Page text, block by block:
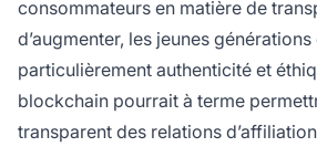
consommateurs en matière de
d’augmenter, les jeunes
particulièrement authenticité et
blockchain pourrait à terme
transparent des relations